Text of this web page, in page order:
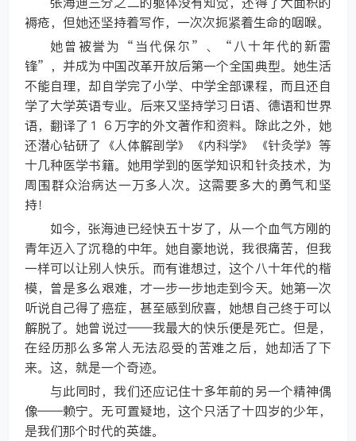
褥疮，但她还坚持着写作，一次次扼紧着生命的咽喉。
她曾被誉为“当代保尔”、“八十年代的新雷
锋”，并成为中国改革开放后第一个全国典型。她生活
不能自理，却自学完了小学、中学全部课程，而且还自
学了大学英语专业。后来又坚持学习日语、德语和世界
语，翻译了１６万字的外文著作和资料。除此之外，她
还潜心钻研了《人体解剖学》《内科学》《针灸学》等
十几种医学书籍。她用学到的医学知识和针灸技术，为
周围群众治病达一万多人次。这需要多大的勇气和坚
持！
如今，张海迪已经快五十岁了，从一个血气方刚的
青年迈入了沉稳的中年。她自豪地说，我很痛苦，但我
一样可以让别人快乐。而有谁想过，这个八十年代的楷
模，曾是多么艰难，才一步一步地走到今天。她第一次
听说自己得了癌症，甚至感到欣喜，她想自己终于可以
解脱了。她曾说过——我最大的快乐便是死亡。但是，
在经历那么多常人无法忍受的苦难之后，她却活了下
来。这，就是一个奇迹。
与此同时，我们还应记住十多年前的另一个精神偶
像——赖宁。无可置疑地，这个只活了十四岁的少年，
是我们那个时代的英雄。